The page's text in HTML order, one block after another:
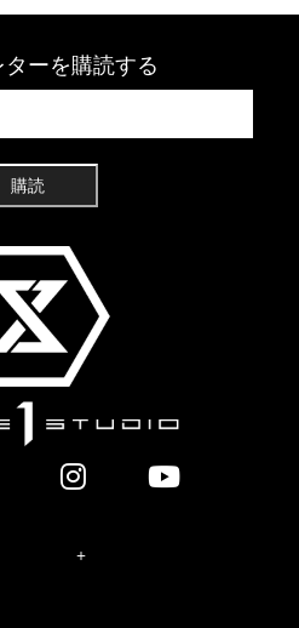
ーを購読する
購読